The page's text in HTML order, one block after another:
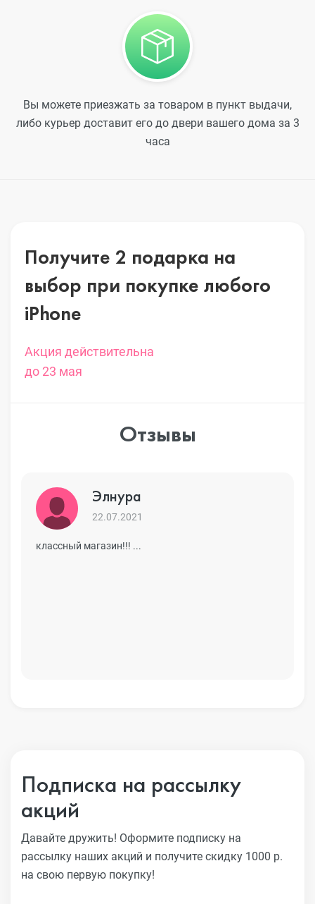
Вы можете приезжать за товаром в пункт выдачи,
либо курьер доставит его до двери вашего дома за 3
часа
Получите 2 подарка на
выбор при покупке любого
iPhone
Акция действительна
до 23 мая
Отзывы
Элнура
22.07.2021
классный магазин!!! ...
Подписка на рассылку
акций
Давайте дружить! Оформите подписку на
рассылку наших акций и получите скидку 1000 р.
на свою первую покупку!